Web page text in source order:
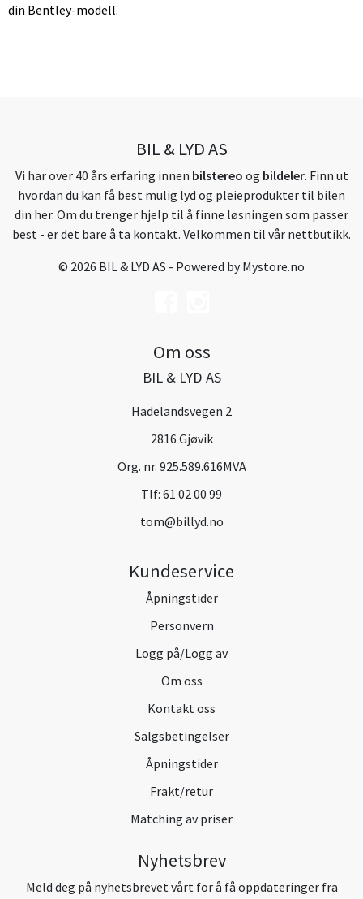
din Bentley-modell.
BIL & LYD AS
Vi har over 40 års erfaring innen bilstereo og bildeler. Finn ut
hvordan du kan få best mulig lyd og pleieprodukter til bilen
din her. Om du trenger hjelp til å finne løsningen som passer
best - er det bare å ta kontakt. Velkommen til vår nettbutikk.
© 2026 BIL & LYD AS - Powered byMystore.no
Om oss
BIL & LYD AS
Hadelandsvegen 2
2816 Gjøvik
Org. nr. 925.589.616MVA
Tlf: 61 02 00 99
tom@billyd.no
Kundeservice
Åpningstider
Personvern
Logg på/Logg av
Om oss
Kontakt oss
Salgsbetingelser
Åpningstider
Frakt/retur
Matching av priser
Nyhetsbrev
Meld deg på nyhetsbrevet vårt for å få oppdateringer fra